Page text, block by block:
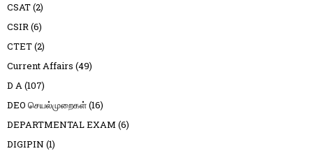
CSAT(2)
CSIR(6)
CTET(2)
Current Affairs (49)
D A(107)
DEO செயல்முறைகள்(16)
DEPARTMENTAL EXAM (6)
DIGIPIN (1)